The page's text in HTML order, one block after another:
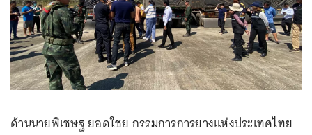
ด้านนายพิเชษฐ ยอดใชย กรรมการการยางแห่งประเทศไทย